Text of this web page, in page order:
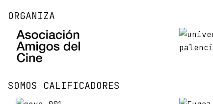
ORGANIZA
SOMOS CALIFICADORES